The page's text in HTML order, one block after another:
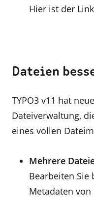
Hier ist der
Dateien
TYPO3 v11 hat
Dateiverwaltung,
eines vollen
Mehrere
Bearbeiten Sie
Metadaten von